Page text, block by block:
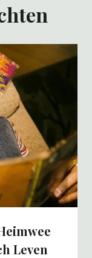
Leven